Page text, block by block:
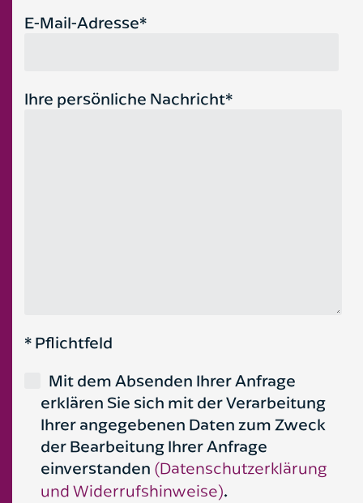
E-Mail-Adresse*
Ihre persönliche Nachricht*
* Pflichtfeld
Mit dem Absenden Ihrer Anfrage
erklären Sie sich mit der Verarbeitung
Ihrer angegebenen Daten zum Zweck
der Bearbeitung Ihrer Anfrage
einverstanden (Datenschutzerklärung
und Widerrufshinweise).